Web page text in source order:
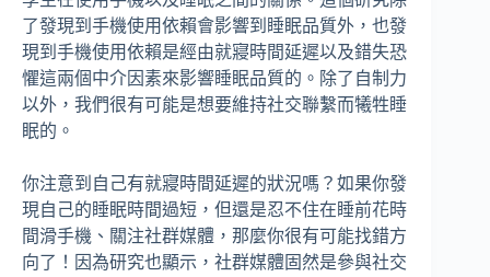
了發現到手機使用依賴會影響到睡眠品質外，也發
現到手機使用依賴是經由就寢時間延遲以及錯失恐
懼這兩個中介因素來影響睡眠品質的。除了自制力
以外，我們很有可能是想要維持社交聯繫而犧牲睡
眠的。
你注意到自己有就寢時間延遲的狀況嗎？如果你發
現自己的睡眠時間過短，但還是忍不住在睡前花時
間滑手機、關注社群媒體，那麼你很有可能找錯方
向了！因為研究也顯示，社群媒體固然是參與社交